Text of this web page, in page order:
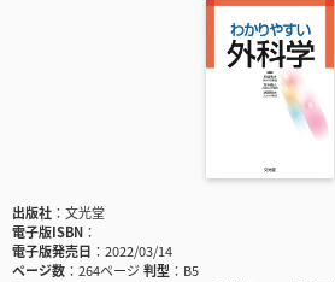
出版社
文光堂
電子版ISBN
電子版発売日
2022/03/14
ページ数
264ページ判型
B5